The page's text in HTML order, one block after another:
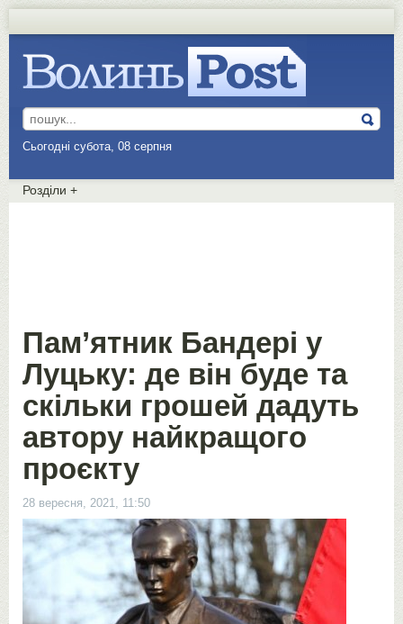
Сьогодні субота, 08 серпня
Розділи +
Пам’ятник Бандері у
Луцьку: де він буде та
скільки грошей дадуть
автору найкращого
проєкту
28 вересня, 2021, 11:50